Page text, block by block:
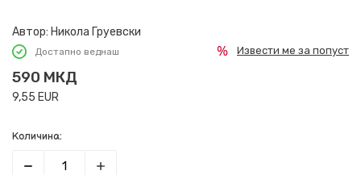
Автор: Никола Груевски
Достапно веднаш
590 МКД
9,55 EUR
Извести ме за попуст
Количина: